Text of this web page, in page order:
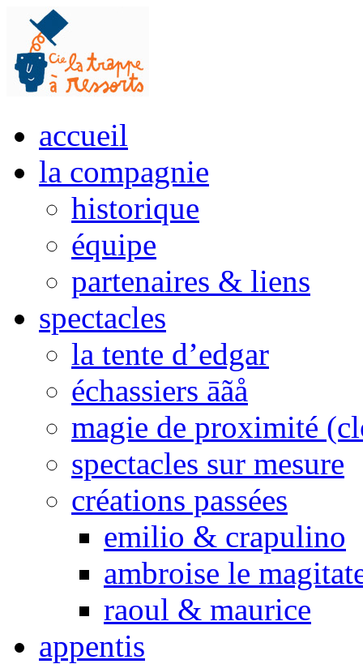
accueil
la compagnie
historique
équipe
partenaires & liens
spectacles
la tente d’edgar
échassiers āãå
magie de proximité
spectacles sur mesure
créations passées
emilio & crapulino
ambroise le
raoul & maurice
appentis